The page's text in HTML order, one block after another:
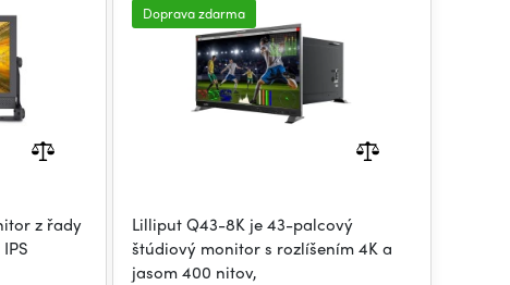
z řady
Doprava zdarma
Lilliput Q43-8K je 43-palcový
štúdiový monitor s rozlíšením 4K a
jasom 400 nitov,